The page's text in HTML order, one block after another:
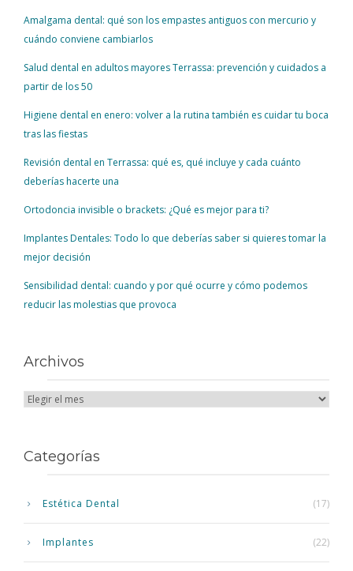
Amalgama dental: qué son los empastes antiguos con mercurio y
cuándo conviene cambiarlos
Salud dental en adultos mayores Terrassa: prevención y cuidados a
partir de los 50
Higiene dental en enero: volver a la rutina también es cuidar tu boca
tras las fiestas
Revisión dental en Terrassa: qué es, qué incluye y cada cuánto
deberías hacerte una
Ortodoncia invisible o brackets: ¿Qué es mejor para ti?
Implantes Dentales: Todo lo que deberías saber si quieres tomar la
mejor decisión
Sensibilidad dental: cuando y por qué ocurre y cómo podemos
reducir las molestias que provoca
Archivos
Categorías
Estética Dental (17)
Implantes (22)